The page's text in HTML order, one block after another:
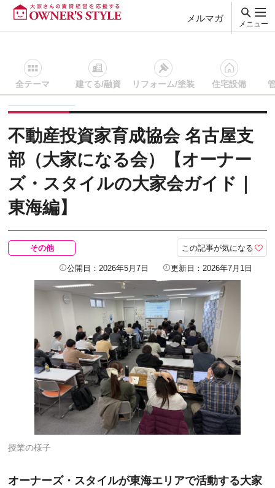
メルマガ
メニュー
全テーマ 建てる/融資 リフォーム/塗装 住宅設備
賃貸経営ＴＯＰ その他 記事を読む 不動産投資家育成協会
不動産投資家育成協会 名古屋支
部（大家になる会）【オーナー
ズ・スタイルの大家会ガイド｜
東海編】
その他 この記事が気になる
公開日：2026年5月7日 更新日：2026年7月1日
授業の様子
オーナーズ・スタイルが東海エリアで活動する大家